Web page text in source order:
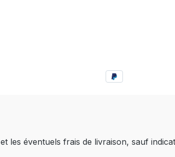
et les éventuels frais de livraison, sauf